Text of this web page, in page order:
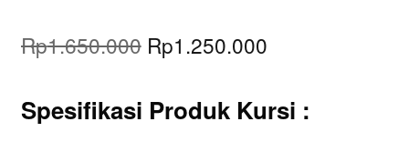
Rp1.650.000 Original
was:
Rp1.250.000Current
is:
Spesifikasi Produk Kursi :